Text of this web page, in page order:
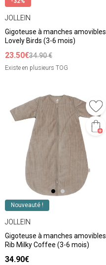
JOLLEIN
Gigoteuse à manches amovibles
Lovely Birds (3-6 mois)
23.50€34.90 €
Existe en plusieurs TOG
Nouveauté !
JOLLEIN
Gigoteuse à manches amovibles
Rib Milky Coffee (3-6 mois)
34.90€